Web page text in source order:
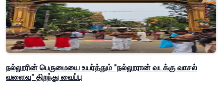
நல்லூரின் பெருமையை உயர்த்தும் "நல்லூரான் வடக்கு வாசல்
வளைவு" திறந்து வைப்பு